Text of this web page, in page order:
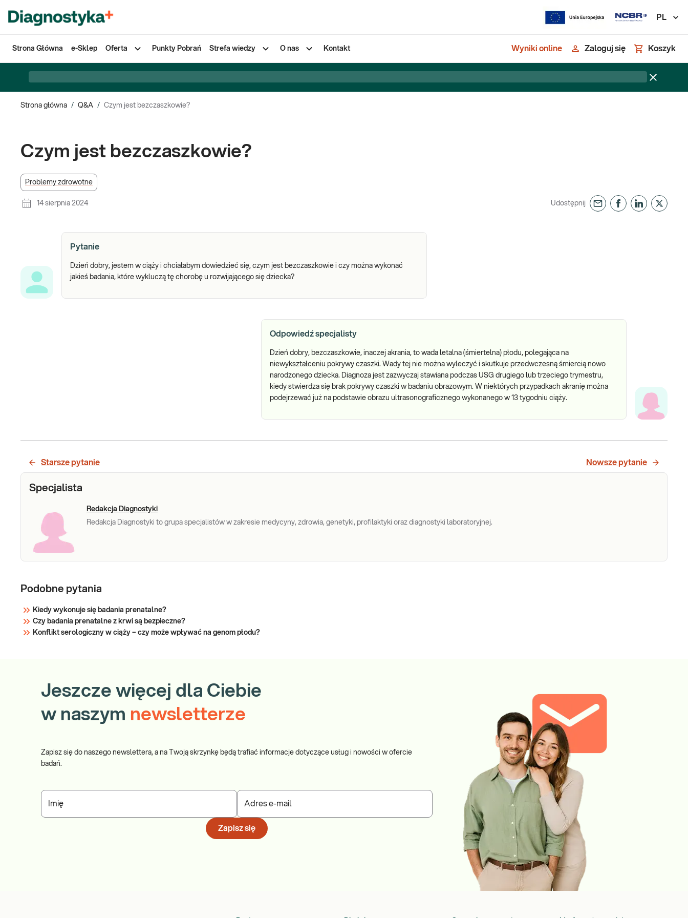
PL
Strona Główna e-Sklep Oferta Punkty Pobrań Strefa wiedzy O nas Kontakt Wyniki online Zaloguj się Koszyk
Strona główna / Q&A / Czym jest bezczaszkowie?
Czym jest bezczaszkowie?
Problemy zdrowotne
14 sierpnia 2024 Udostępnij
Pytanie
Dzień dobry, jestem w ciąży i chciałabym dowiedzieć się, czym jest bezczaszkowie i czy można wykonać
jakieś badania, które wykluczą tę chorobę u rozwijającego się dziecka?
Odpowiedź specjalisty
Dzień dobry, bezczaszkowie, inaczej akrania, to wada letalna (śmiertelna) płodu, polegająca na
niewykształceniu pokrywy czaszki. Wady tej nie można wyleczyć i skutkuje przedwczesną śmiercią nowo
narodzonego dziecka. Diagnoza jest zazwyczaj stawiana podczas USG drugiego lub trzeciego trymestru,
kiedy stwierdza się brak pokrywy czaszki w badaniu obrazowym. W niektórych przypadkach akranię można
podejrzewać już na podstawie obrazu ultrasonograficznego wykonanego w 13 tygodniu ciąży.
Starsze pytanie Nowsze pytanie
Specjalista
Redakcja Diagnostyki
Redakcja Diagnostyki to grupa specjalistów w zakresie medycyny, zdrowia, genetyki, profilaktyki oraz diagnostyki laboratoryjnej.
Podobne pytania
Kiedy wykonuje się badania prenatalne?
Czy badania prenatalne z krwi są bezpieczne?
Konflikt serologiczny w ciąży – czy może wpływać na genom płodu?
Jeszcze więcej dla Ciebie
w naszym newsletterze
Zapisz się do naszego newslettera, a na Twoją skrzynkę będą trafiać informacje dotyczące usług i nowości w ofercie
badań.
Imię Adres e-mail
Zapisz się